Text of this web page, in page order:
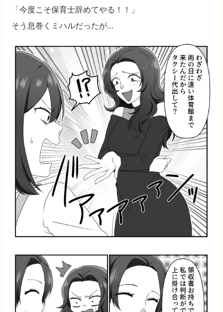
「今度こそ保育士辞めてやる！！」
そう息巻くミハルだったが…